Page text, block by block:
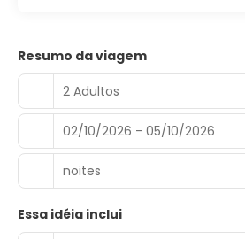
Resumo da viagem
2 Adultos
02/10/2026 - 05/10/2026
noites
Essa idéia inclui